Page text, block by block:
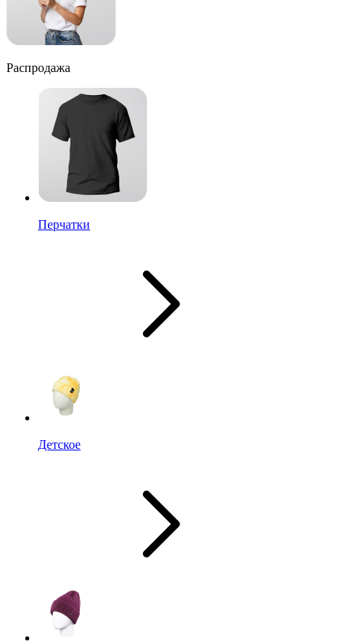
Распродажа
Перчатки
Детское